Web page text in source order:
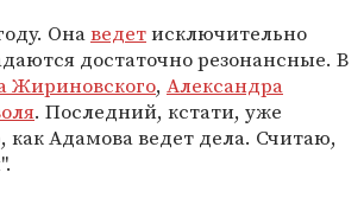
Онаведетисключительно
достаточно резонансные. В
Жириновского, Александра
. Последний, кстати, уже
Адамова ведет дела. Считаю,